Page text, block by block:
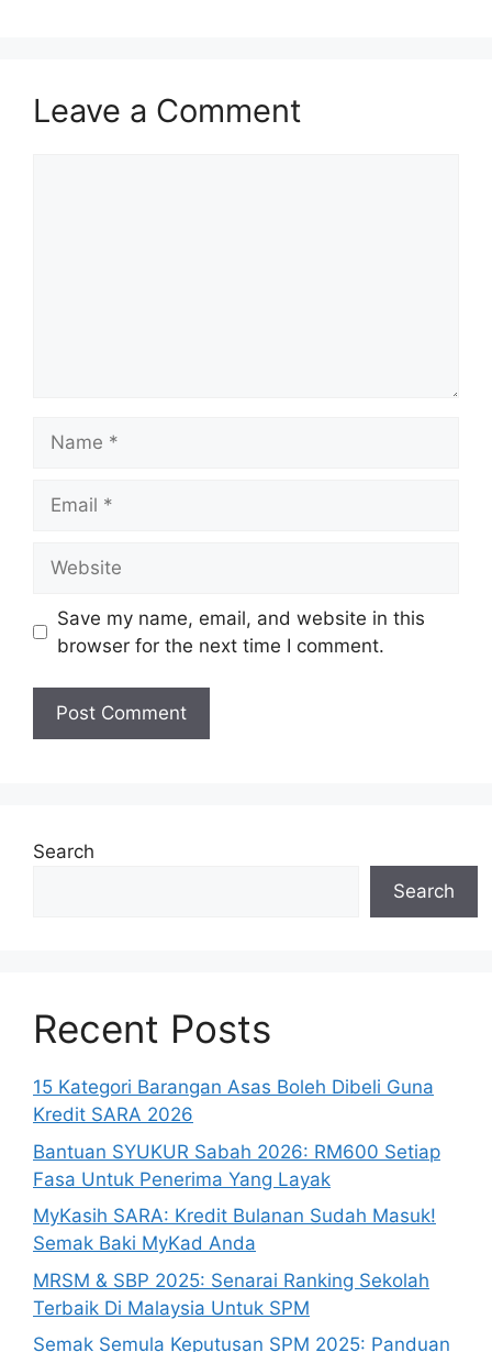
Leave a Comment
Save my name, email, and website in this
browser for the next time I comment.
Search
Search
Recent Posts
15 Kategori Barangan Asas Boleh Dibeli Guna
Kredit SARA 2026
Bantuan SYUKUR Sabah 2026: RM600 Setiap
Fasa Untuk Penerima Yang Layak
MyKasih SARA: Kredit Bulanan Sudah Masuk!
Semak Baki MyKad Anda
MRSM & SBP 2025: Senarai Ranking Sekolah
Terbaik Di Malaysia Untuk SPM
Semak Semula Keputusan SPM 2025: Panduan